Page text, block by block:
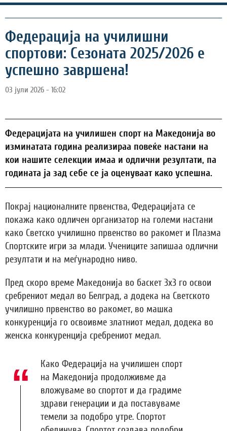
Федерација на училишни
спортови: Сезоната 2025/2026 е
успешно завршена!
03 јули 2026 - 16:02
Федерацијата на училишен спорт на Македонија во
изминатата година реализираа повеќе настани на
кои нашите селекции имаа и одлични резултати, па
годината ја зад себе се ја оценуваат како успешна.
Покрај националните првенства, Федерацијата се
покажа како одличен организатор на големи настани
како Светско училишно првенство во ракомет и Плазма
Спортските игри за млади. Учениците запишаа одлични
резултати и на меѓународно ниво.
Пред скоро време Македонија во баскет 3х3 го освои
сребрениот медал во Белград, а додека на Светското
училишно првенство во ракомет, во машка
конкуренција го освоивме златниот медал, додека во
женска конкуренција сребрениот медал.
Како Федерација на училишен спорт
на Македонија продолживме да
вложуваме во спортот и да градиме
здрави генерации и да поставуваме
темели за подобро утре. Спортот